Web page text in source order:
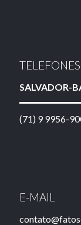
TELEFONES
SALVADOR-
(71) 9 9956-
E-MAIL